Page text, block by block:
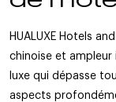
HUALUXE Hotels
chinoise et ampleur
luxe qui dépasse
aspects